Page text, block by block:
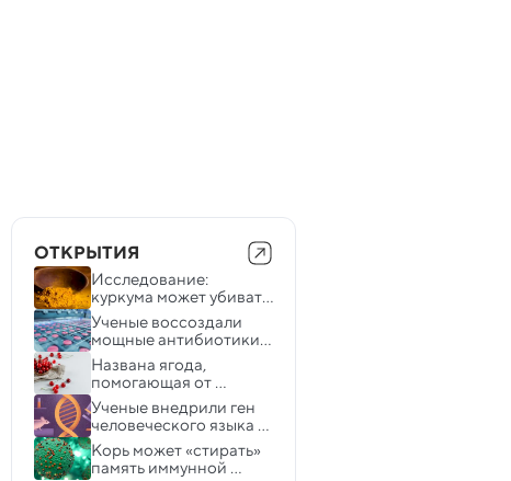
ОТКРЫТИЯ
Исследование:
куркума может убивать
супербактерии
Ученые воссоздали
мощные антибиотики
из почвы вулкана
Названа ягода,
помогающая от
подагры, бессонницы и
боли в мышцах
Ученые внедрили ген
человеческого языка в
мышей и изменили их
голос
Корь может «стирать»
память иммунной